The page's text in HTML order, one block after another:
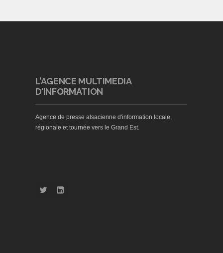
L’AGENCE MULTIMEDIA
D’INFORMATION
Agence de presse alsacienne d'information locale,
régionale et tournée vers le Grand Est.